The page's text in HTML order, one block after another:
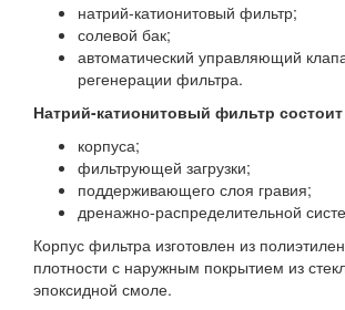
натрий-катионитовый фильтр;
солевой бак;
автоматический управляющий
регенерации фильтра.
Натрий-катионитовый фильтр
корпуса;
фильтрующей загрузки;
поддерживающего слоя гравия;
дренажно-распределительной
Корпус фильтра изготовлен из
плотности с наружным покрытием из
эпоксидной смоле.